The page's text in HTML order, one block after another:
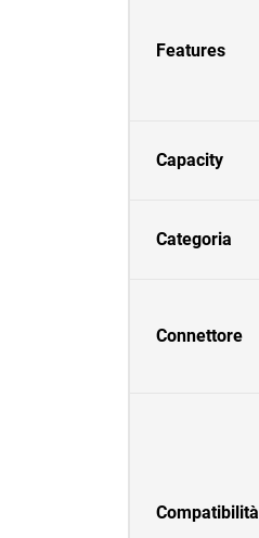
Features
Capacity
Categoria
Connettore
Compatibilità